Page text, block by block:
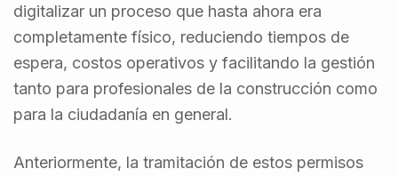
digitalizar un proceso que hasta ahora era
completamente físico, reduciendo tiempos de
espera, costos operativos y facilitando la gestión
tanto para profesionales de la construcción como
para la ciudadanía en general.
Anteriormente, la tramitación de estos permisos